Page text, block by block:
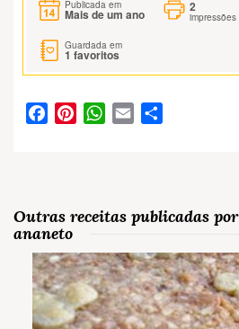
Publicada em
Mais de um ano
2
impressões
Guardada em
1 favoritos
FacebookPinterestWhatsApp
Email
Outras receitas publicadas por
ananeto